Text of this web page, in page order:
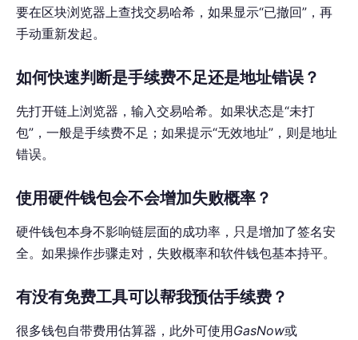
要在区块浏览器上查找交易哈希，如果显示“已撤回”，再
手动重新发起。
如何快速判断是手续费不足还是地址错误？
先打开链上浏览器，输入交易哈希。如果状态是“未打
包”，一般是手续费不足；如果提示“无效地址”，则是地址
错误。
使用硬件钱包会不会增加失败概率？
硬件钱包本身不影响链层面的成功率，只是增加了签名安
全。如果操作步骤走对，失败概率和软件钱包基本持平。
有没有免费工具可以帮我预估手续费？
很多钱包自带费用估算器，此外可使用GasNow或